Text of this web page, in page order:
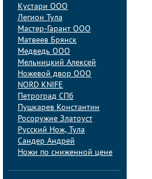
Кустари ООО
Легион Тула
Мастер-Гарант ООО
Матвеев Брянск
Медведь ООО
Мельницкий Алексей
Ножевой двор ООО
NORD KNIFE
Петроград СПб
Пушкарев Константин
Росоружие Златоуст
Русский Нож, Тула
Сандер Андрей
Ножи по сниженной цене